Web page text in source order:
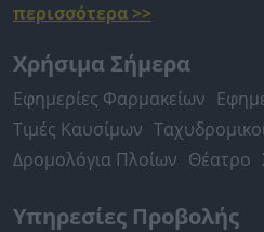
περισσότερα >>
Χρήσιμα Σήμερα
Εφημερίες Φαρμακείων
Τιμές Καυσίμων
Δρομολόγια Πλοίων Θέατρο
Υπηρεσίες Προβολής